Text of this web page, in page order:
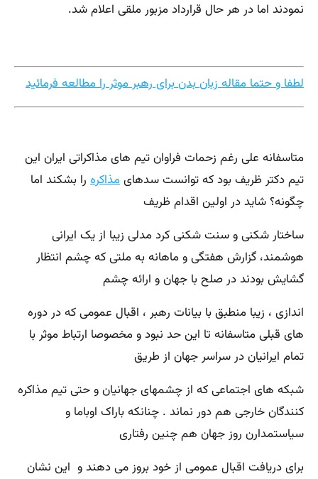
نمودند اما در هر حال قرارداد مزبور ملقی اعلام شد.
لطفا و حتما مقاله زبان بدن برای رهبر موثر را مطالعه فرمائید
متاسفانه علی رغم زحمات فراوان تیم های مذاکراتی ایران این
تیم دکتر ظریف بود که توانست سدهایمذاکره را بشکند اما
چگونه؟ شاید در اولین اقدام ظریف
ساختار شکنی و سنت شکنی کرد مدلی زیبا از یک ایرانی
هوشمند، گزارش هفتگی و ماهانه به ملتی که چشم انتظار
گشایش بودند در صلح با جهان و ارائه چشم
اندازی ، زیبا منطبق با بیانات رهبر ، اقبال عمومی که در دوره
های قبلی متاسفانه تا این حد نبود و مخصوصا ارتباط موثر با
تمام ایرانیان در سراسر جهان از طریق
شبکه های اجتماعی که از چشمهای جهانیان و حتی تیم مذاکره
کنندگان خارجی هم دور نماند . چنانکه باراک اوباما و
سیاستمدارن روز جهان هم چنین رفتاری
برای دریافت اقبال عمومی از خود بروز می دهند و این نشان